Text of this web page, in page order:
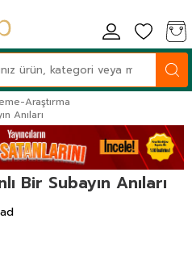
Araştırma
Anıları
Bir Subayın Anıları